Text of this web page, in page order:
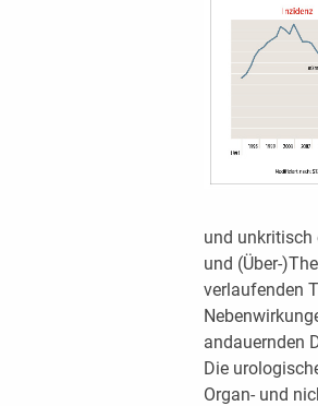
und unkritisch
und (Über-
verlaufenden
andauernden
Die
Organ- und